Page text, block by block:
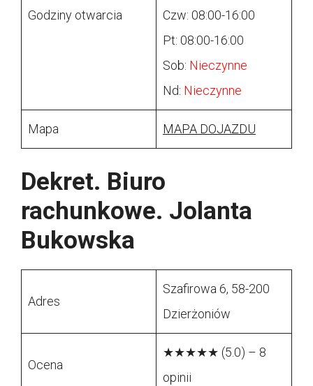
Godziny otwarcia
Czw: 08:00-16:00
Pt: 08:00-16:00
Sob: Nieczynne
Nd: Nieczynne
Mapa MAPA DOJAZDU
Dekret. Biuro
rachunkowe. Jolanta
Bukowska
Adres
Szafirowa 6, 58-200
Dzierżoniów
Ocena
★★★★★ (5.0) – 8
opinii